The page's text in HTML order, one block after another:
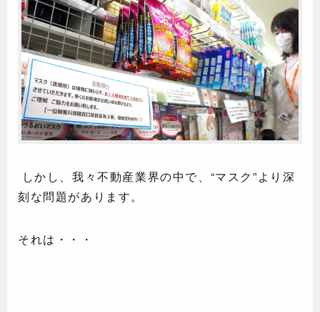
しかし、我々不動産業界の中で、“マスク”より深
刻な問題があります。
それは・・・